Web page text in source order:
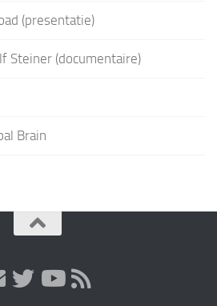
(presentatie)
Steiner (documentaire)
Brain